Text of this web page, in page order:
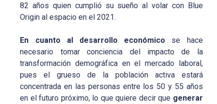
82 años quien cumplió su sueño al volar con Blue
Origin al espacio en el 2021.
En cuanto al desarrollo económico se hace
necesario tomar conciencia del impacto de la
transformación demográfica en el mercado laboral,
pues el grueso de la población activa estará
concentrada en las personas entre los 50 y 55 años
en el futuro próximo, lo que quiere decir que generar